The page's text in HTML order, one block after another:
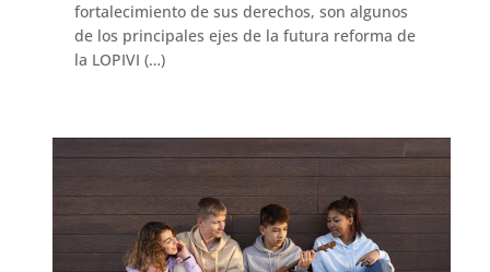
fortalecimiento de sus derechos, son algunos
de los principales ejes de la futura reforma de
la LOPIVI (…)